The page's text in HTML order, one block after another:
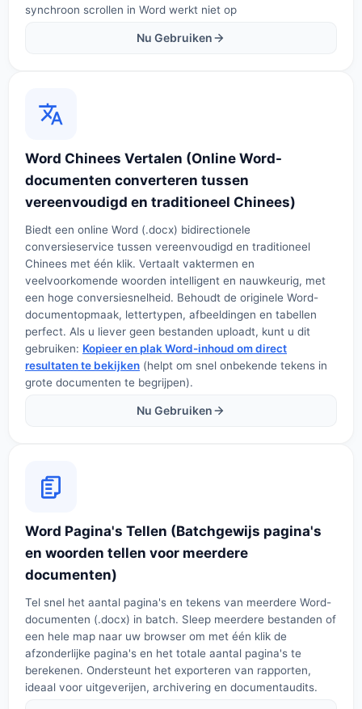
synchroon scrollen in Word werkt niet op
Nu Gebruiken
Word Chinees Vertalen (Online Word-
documenten converteren tussen
vereenvoudigd en traditioneel Chinees)
Biedt een online Word (.docx) bidirectionele
conversieservice tussen vereenvoudigd en traditioneel
Chinees met één klik. Vertaalt vaktermen en
veelvoorkomende woorden intelligent en nauwkeurig, met
een hoge conversiesnelheid. Behoudt de originele Word-
documentopmaak, lettertypen, afbeeldingen en tabellen
perfect. Als u liever geen bestanden uploadt, kunt u dit
gebruiken: Kopieer en plak Word-inhoud om direct
resultaten te bekijken (helpt om snel onbekende tekens in
grote documenten te begrijpen).
Nu Gebruiken
Word Pagina's Tellen (Batchgewijs pagina's
en woorden tellen voor meerdere
documenten)
Tel snel het aantal pagina's en tekens van meerdere Word-
documenten (.docx) in batch. Sleep meerdere bestanden of
een hele map naar uw browser om met één klik de
afzonderlijke pagina's en het totale aantal pagina's te
berekenen. Ondersteunt het exporteren van rapporten,
ideaal voor uitgeverijen, archivering en documentaudits.